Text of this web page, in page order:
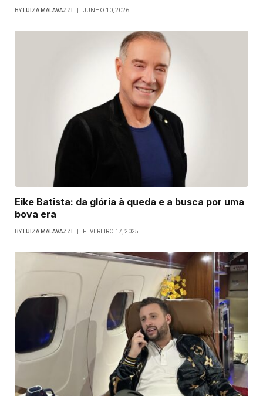
BY LUIZA MALAVAZZI JUNHO 10, 2026
Eike Batista: da glória à queda e a busca por uma
bova era
BY LUIZA MALAVAZZI FEVEREIRO 17, 2025